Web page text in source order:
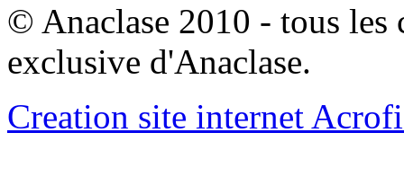
© Anaclase 2010 - tous les
exclusive d'Anaclase.
Creation site internet